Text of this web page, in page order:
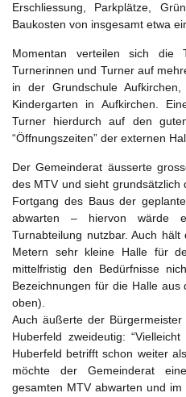
Erschliessung, Parkplätze,
Baukosten von insgesamt etwa
Momentan verteilen sich die
Turnerinnen und Turner auf
in der Grundschule
Kindergarten in Aufkirchen.
Turner hierdurch auf den
“Öffnungszeiten” der externen
Der Gemeinderat äusserte
des MTV und sieht
Fortgang des Baus der
abwarten – hiervon
Turnabteilung nutzbar. Auch
Metern sehr kleine Halle für
mittelfristig den Bedürfnisse
Bezeichnungen für die Halle
oben).
Auch äußerte der
Huberfeld zweideutig:
Huberfeld betrifft schon weiter
möchte der Gemeinderat
gesamten MTV abwarten und